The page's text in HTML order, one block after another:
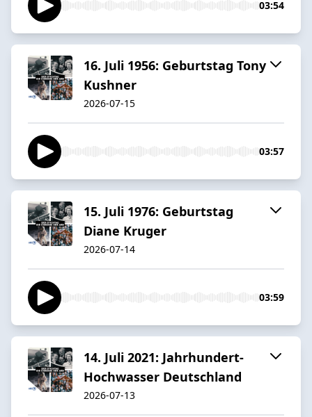
03:54
16. Juli 1956: Geburtstag Tony
Kushner
2026-07-15
03:57
15. Juli 1976: Geburtstag
Diane Kruger
2026-07-14
03:59
14. Juli 2021: Jahrhundert-
Hochwasser Deutschland
2026-07-13